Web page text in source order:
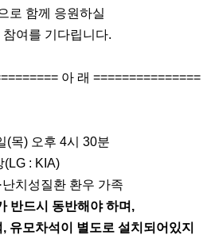
로 함께 응원하실
여를 기다립니다.
아 래 ===============
목) 오후 4시 30분
: KIA)
치성질환 환우 가족
반드시 동반해야 하며,
모차석이 별도로 설치되어있지